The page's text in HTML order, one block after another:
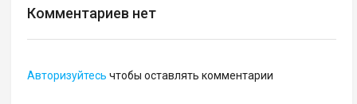
Комментариев нет
Авторизуйтесь чтобы оставлять комментарии